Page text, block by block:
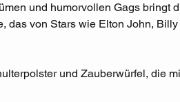
und humorvollen Gags bringt
das von Stars wie Elton John,
und Zauberwürfel, die